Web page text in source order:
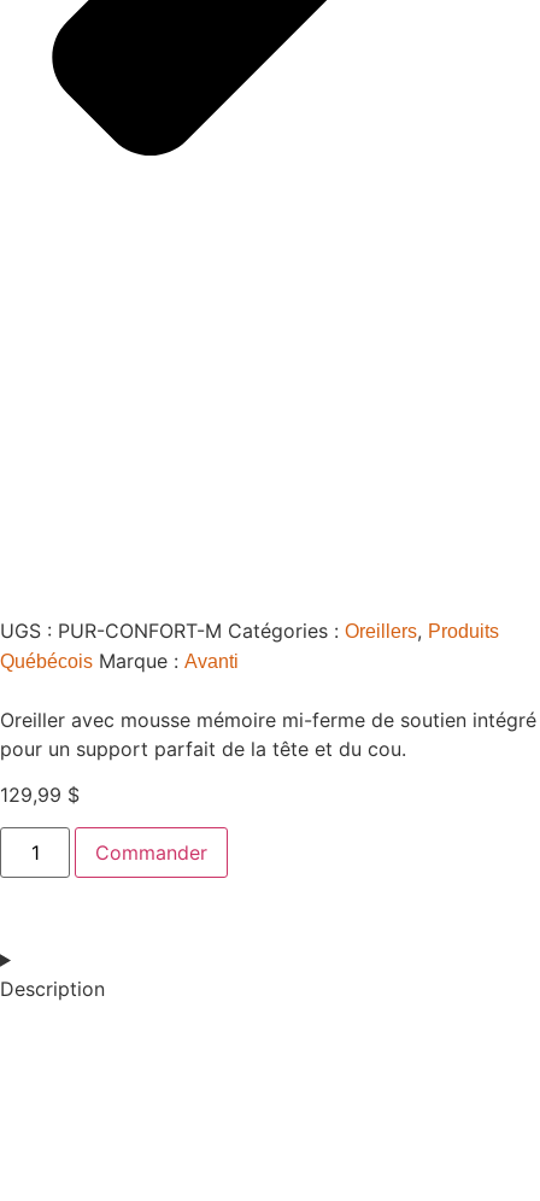
UGS : PUR-CONFORT-M Catégories : Oreillers, Produits
Québécois Marque : Avanti
Oreiller avec mousse mémoire mi-ferme de soutien intégré
pour un support parfait de la tête et du cou.
129,99 $
Commander
Description